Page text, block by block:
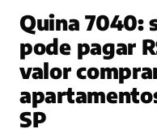
Quina 7040:
pode pagar
valor
SP